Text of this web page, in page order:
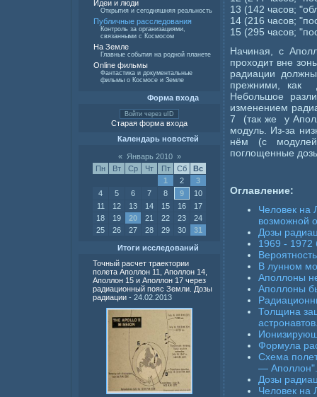
Идеи и люди
Открытия и сегодняшняя реальность
Публичные расследования
Контроль за организациями,
связанными с Космосом
На Земле
Главные события на родной планете
Online фильмы
Фантастика и документальные
фильмы о Космосе и Земле
Форма входа
Войти через uID
Старая форма входа
Календарь новостей
« Январь 2010 »
Пн
Вт Ср Чт Пт Сб
Вс
1
2
3
4
5 6 7 8 9
10
11
12 13 14 15 16
17
18
19 20 21 22 23
24
25
26 27 28 29 30 31
Итоги исследований
Точный расчет траектории
полета Аполлон 11, Аполлон 14,
Аполлон 15 и Аполлон 17 через
радиационный пояс Земли. Дозы
радиации - 24.02.2013
13 (142 часов;
14 (216 часов;
15 (295 часов;
Начиная, с
проходит вне
радиации
прежними, как
Небольшое
изменением
7 (так же у
модуль. Из-за
нём (с
поглощенные
Оглавление:
Человек на
возможной
Дозы
1969 - 1972
В лунном
Аполлоны
Аполлоны
Толщина
Формула
Схема
— Аполлон".
Дозы
Человек на